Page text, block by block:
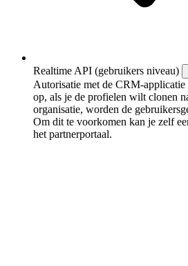
Realtime API (gebruikers niveau)
Autorisatie met de CRM-
op, als je de profielen wilt clonen
organisatie, worden de
Om dit te voorkomen kan je zelf
het partnerportaal.